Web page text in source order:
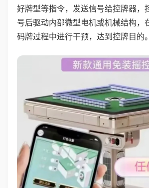
好牌型等指令，发送信号给控牌器，
号后驱动内部微型电机或机械结构，
码牌过程中进行干预，达到控牌目的。